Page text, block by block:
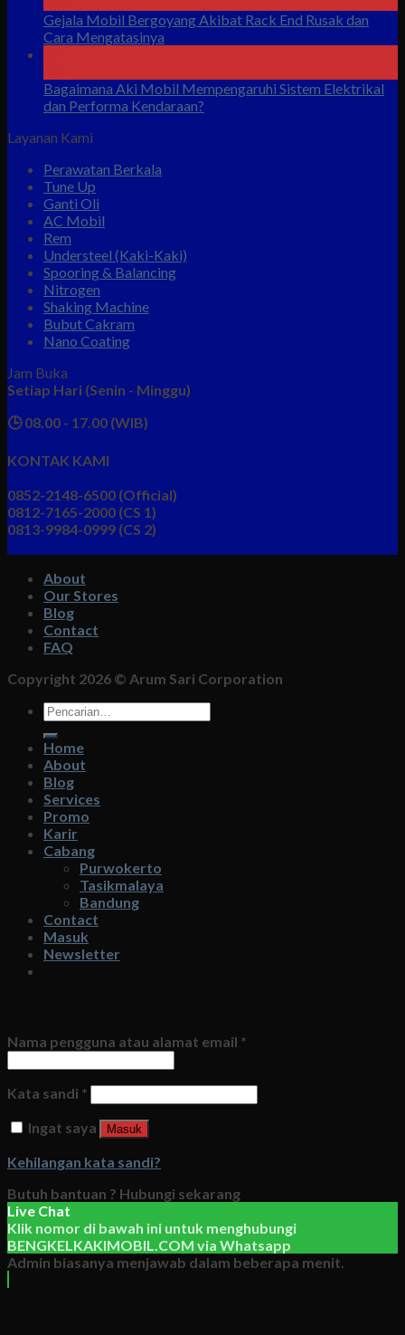
Gejala Mobil Bergoyang Akibat Rack End Rusak dan
Cara Mengatasinya
Bagaimana Aki Mobil Mempengaruhi Sistem Elektrikal
dan Performa Kendaraan?
Layanan Kami
Perawatan Berkala
Tune Up
Ganti Oli
AC Mobil
Rem
Understeel (Kaki-Kaki)
Spooring & Balancing
Nitrogen
Shaking Machine
Bubut Cakram
Nano Coating
Jam Buka
Setiap Hari (Senin - Minggu)
🕒 08.00 - 17.00 (WIB)
KONTAK KAMI
0852-2148-6500 (Official)
0812-7165-2000 (CS 1)
0813-9984-0999 (CS 2)
About
Our Stores
Blog
Contact
FAQ
Copyright 2026 © Arum Sari Corporation
Pencarian
untuk:
Home
About
Blog
Services
Promo
Karir
Cabang
Purwokerto
Tasikmalaya
Bandung
Contact
Masuk
Newsletter
Nama pengguna atau alamat email *
Kata sandi *
Ingat saya
Masuk
Kehilangan kata sandi?
Butuh bantuan ? Hubungi sekarang
Live Chat
Klik nomor di bawah ini untuk menghubungi
BENGKELKAKIMOBIL.COM via Whatsapp
Admin biasanya menjawab dalam beberapa menit.